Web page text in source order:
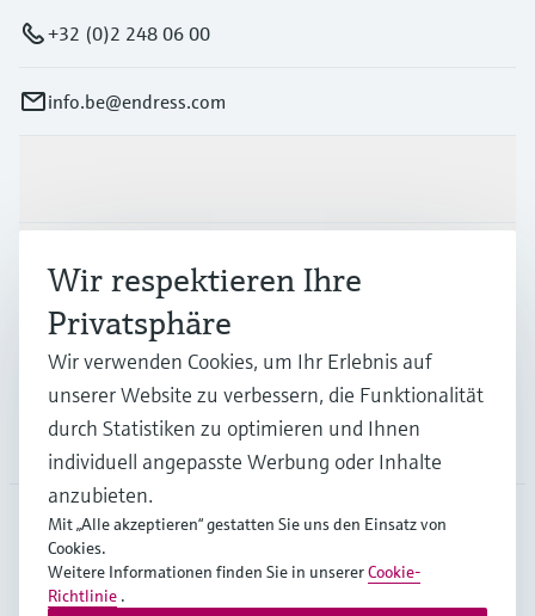
+32 (0)2 248 06 00
info.be@endress.com
Branchen
Support
Unternehmen
BEL
Wir respektieren Ihre
Privatsphäre
Wir verwenden Cookies, um Ihr Erlebnis auf
unserer Website zu verbessern, die Funktionalität
durch Statistiken zu optimieren und Ihnen
individuell angepasste Werbung oder Inhalte
anzubieten.
Mit „Alle akzeptieren“ gestatten Sie uns den Einsatz von
Cookies.
Weitere Informationen finden Sie in unsererCookie-
Richtlinie .